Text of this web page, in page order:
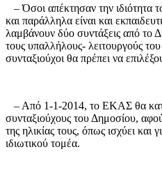
– Όσοι απέκτησαν την ιδιότητα
και παράλληλα είναι και
λαμβάνουν δύο συντάξεις από το
τους υπαλλήλους- λειτουργούς
συνταξιούχοι θα πρέπει να
– Από 1-1-2014, το ΕΚΑΣ θα
συνταξιούχους του Δημοσίου,
της ηλικίας τους, όπως ισχύει και
ιδιωτικού τομέα.